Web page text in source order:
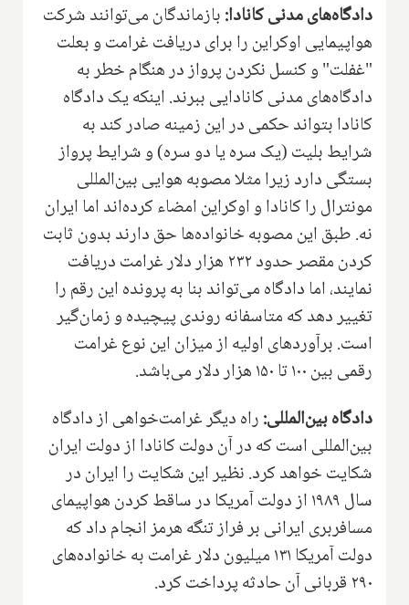
دادگاه‌های مدنی کانادا:بازماندگان می‌توانند شرکت
هواپیمایی اوکراین را برای دریافت غرامت و بعلت
"غفلت" و کنسل نکردن پرواز در هنگام خطر به
دادگاه‌های مدنی کانادایی ببرند. اینکه یک دادگاه
کانادا بتواند حکمی در این زمینه صادر کند به
شرایط بلیت (یک سره یا دو سره) و شرایط پرواز
بستگی دارد زیرا مثلا مصوبه هوایی بین‌المللی
مونترال را کانادا و اوکراین امضاء کرده‌اند اما ایران
نه. طبق این مصوبه خانواده‌ها حق دارند بدون ثابت
کردن مقصر حدود ۲۳۲ هزار دلار غرامت دریافت
نمایند، اما دادگاه می‌تواند بنا به پرونده این رقم را
تغییر دهد که متاسفانه روندی پیچیده و زمان‌گیر
است. برآوردهای اولیه از میزان این نوع غرامت
رقمی بین ۱۰۰ تا ۱۵۰ هزار دلار می‌باشد.
دادگاه بین‌المللی:راه دیگر غرامت‌خواهی از دادگاه
بین‌المللی است که در آن دولت کانادا از دولت ایران
شکایت خواهد کرد. نظیر این شکایت را ایران در
سال ۱۹۸۹ از دولت آمریکا در ساقط کردن هواپیمای
مسافربری ایرانی بر فراز تنگه هرمز انجام داد که
دولت آمریکا ۱۳۱ میلیون دلار غرامت به خانواده‌های
۲۹۰ قربانی آن حادثه پرداخت کرد.